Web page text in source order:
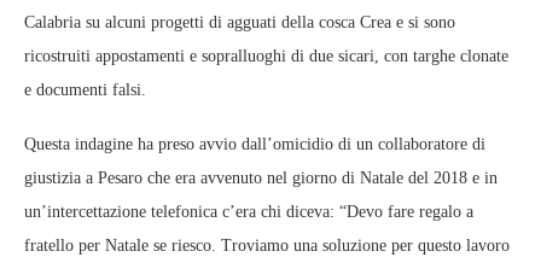
Calabria su alcuni progetti di agguati della cosca Crea e si sono
ricostruiti appostamenti e sopralluoghi di due sicari, con targhe clonate
e documenti falsi.
Questa indagine ha preso avvio dall’omicidio di un collaboratore di
giustizia a Pesaro che era avvenuto nel giorno di Natale del 2018 e in
un’intercettazione telefonica c’era chi diceva: “Devo fare regalo a
fratello per Natale se riesco. Troviamo una soluzione per questo lavoro